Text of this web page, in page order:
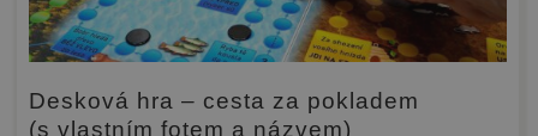
Desková hra – cesta za pokladem
(s vlastním fotem a názvem)